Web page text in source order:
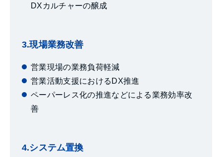
DXカルチャーの醸成
3.現場業務改善
営業現場の業務負荷軽減
営業活動支援におけるDX推進
ペーパーレス化の推進などによる業務効率改
善
4.システム置換